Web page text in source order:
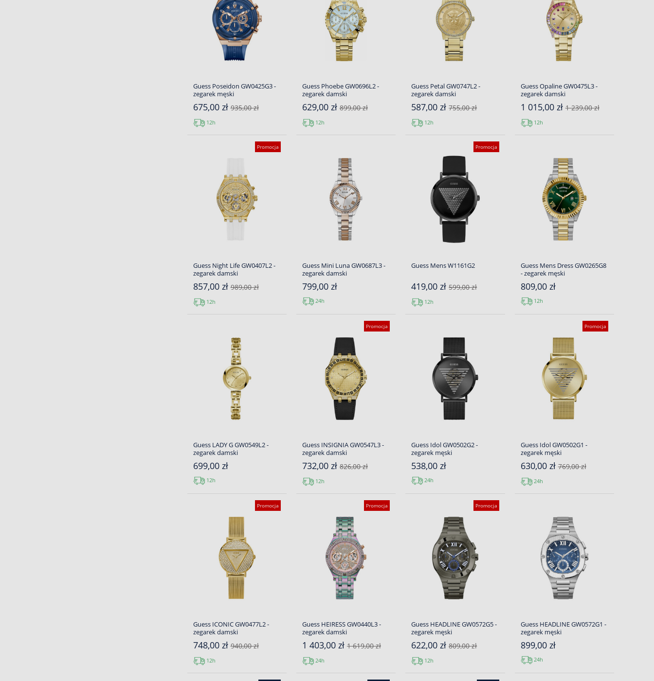
Guess Poseidon GW0425G3 -
zegarek męski
675,00 zł935,00 zł
12h
Guess Phoebe GW0696L2 -
zegarek damski
629,00 zł 899,00 zł
12h
Guess Petal GW0747L2 -
zegarek damski
587,00 zł755,00 zł
12h
Guess Opaline GW0475L3 -
zegarek damski
1 015,00 zł1 239,00 zł
12h
Promocja
Guess Night Life GW0407L2 -
zegarek damski
857,00 zł989,00 zł
12h
Guess Mini Luna GW0687L3 -
zegarek damski
799,00 zł
24h
Promocja
Guess Mens W1161G2
419,00 zł599,00 zł
12h
Guess Mens Dress GW0265G8
- zegarek męski
809,00 zł
12h
Guess LADY G GW0549L2 -
zegarek damski
699,00 zł
12h
Promocja
Guess INSIGNIA GW0547L3 -
zegarek damski
732,00 zł 826,00 zł
12h
Guess Idol GW0502G2 -
zegarek męski
538,00 zł
24h
Promocja
Guess Idol GW0502G1 -
zegarek męski
630,00 zł769,00 zł
24h
Promocja
Guess ICONIC GW0477L2 -
zegarek damski
748,00 zł940,00 zł
12h
Promocja
Guess HEIRESS GW0440L3 -
zegarek damski
1 403,00 zł 1 619,00 zł
24h
Promocja
Guess HEADLINE GW0572G5 -
zegarek męski
622,00 zł809,00 zł
12h
Guess HEADLINE GW0572G1 -
zegarek męski
899,00 zł
24h